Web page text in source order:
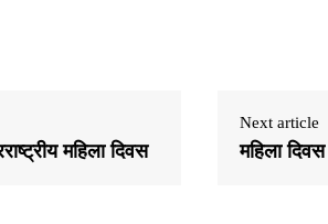
महिला दिवस
Next article
महिला